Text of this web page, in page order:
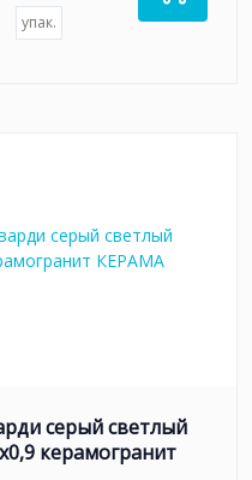
упак.
серый светлый
керамогранит